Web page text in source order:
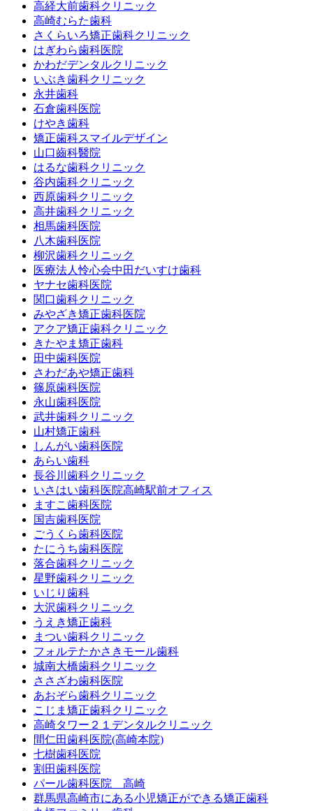
高経大前歯科クリニック
高崎むらた歯科
さくらいろ矯正歯科クリニック
はぎわら歯科医院
かわだデンタルクリニック
いぶき歯科クリニック
永井歯科
石倉歯科医院
けやき歯科
矯正歯科スマイルデザイン
山口齒科醫院
はるな歯科クリニック
谷内歯科クリニック
西原歯科クリニック
高井歯科クリニック
相馬歯科医院
八木歯科医院
柳沢歯科クリニック
医療法人怜心会中田だいすけ歯科
ヤナセ歯科医院
関口歯科クリニック
みやざき矯正歯科医院
アクア矯正歯科クリニック
きたやま矯正歯科
田中歯科医院
さわだあや矯正歯科
篠原歯科医院
永山歯科医院
武井歯科クリニック
山村矯正歯科
しんがい歯科医院
あらい歯科
長谷川歯科クリニック
いさはい歯科医院高崎駅前オフィス
ますこ歯科医院
国吉歯科医院
ごうくら歯科医院
たにうち歯科医院
落合歯科クリニック
星野歯科クリニック
いじり歯科
大沢歯科クリニック
うえき矯正歯科
まつい歯科クリニック
フォルテたかさきモール歯科
城南大橋歯科クリニック
ささざわ歯科医院
あおぞら歯科クリニック
こじま矯正歯科クリニック
高崎タワー２１デンタルクリニック
間仁田歯科医院(高崎本院)
七樹歯科医院
割田歯科医院
パール歯科医院 高崎
群馬県高崎市にある小児矯正ができる矯正歯科